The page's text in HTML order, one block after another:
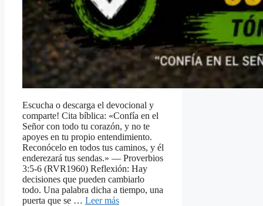
Escucha o descarga el devocional y
comparte! Cita bíblica: «Confía en el
Señor con todo tu corazón, y no te
apoyes en tu propio entendimiento.
Reconócelo en todos tus caminos, y él
enderezará tus sendas.» — Proverbios
3:5-6 (RVR1960) Reflexión: Hay
decisiones que pueden cambiarlo
todo. Una palabra dicha a tiempo, una
puerta que se … Leer más